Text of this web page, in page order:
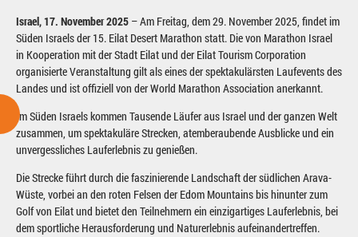
Israel, 17. November 2025 – Am Freitag, dem 29. November 2025, findet im
Süden Israels der 15. Eilat Desert Marathon statt. Die von Marathon Israel
in Kooperation mit der Stadt Eilat und der Eilat Tourism Corporation
organisierte Veranstaltung gilt als eines der spektakulärsten Laufevents des
Landes und ist offiziell von der World Marathon Association anerkannt.
Im Süden Israels kommen Tausende Läufer aus Israel und der ganzen Welt
zusammen, um spektakuläre Strecken, atemberaubende Ausblicke und ein
unvergessliches Lauferlebnis zu genießen.
Die Strecke führt durch die faszinierende Landschaft der südlichen Arava-
Wüste, vorbei an den roten Felsen der Edom Mountains bis hinunter zum
Golf von Eilat und bietet den Teilnehmern ein einzigartiges Lauferlebnis, bei
dem sportliche Herausforderung und Naturerlebnis aufeinandertreffen.